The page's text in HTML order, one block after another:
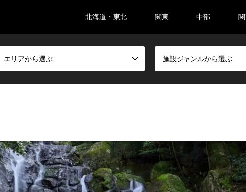
北海道・東北 関東 中部
エリアから選ぶ 施設ジャンルから選ぶ